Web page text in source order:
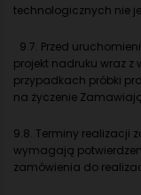
technologicznych nie
9.7. Przed
projekt nadruku wraz
przypadkach próbki
na życzenie
9.8. Terminy realizacji
wymagają
zamówienia do